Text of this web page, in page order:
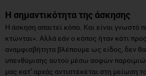
Η σημαντικότητα της άσκησης
Η άσκηση απαιτεί κόπο. Και είναι γνωστό
κτώνται». Αλλά εάν ο κόπος ήταν κάτι
αναμφισβήτητα βλέπουμε ως είδος, δεν
υπενθύμισης αυτού μέσω σοφών
μας κατ’ αρχάς αντιστέκεται στη μείωση